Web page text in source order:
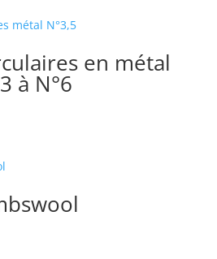
en métal
à N°6